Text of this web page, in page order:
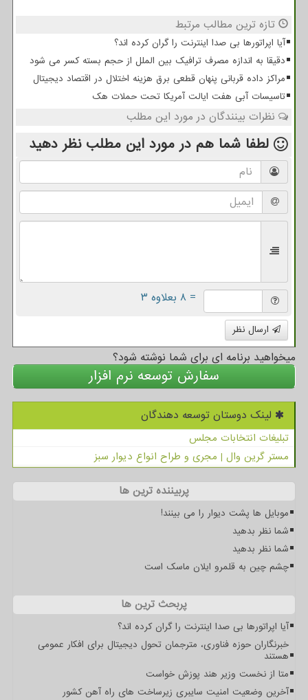
تازه ترین مطالب مرتبط
آیا اپراتورها بی صدا اینترنت را گران کرده اند؟
دقیقا به اندازه مصرف ترافیک بین الملل از حجم بسته کسر می شود
مراکز داده قربانی پنهان قطعی برق هزینه اختلال در اقتصاد دیجیتال
تاسیسات آبی هفت ایالت آمریکا تحت حملات هک
نظرات بینندگان در مورد این مطلب
لطفا شما هم در مورد این مطلب نظر دهید
= ۸ بعلاوه ۳
ارسال نظر
میخواهید برنامه ای برای شما نوشته شود؟
سفارش توسعه نرم افزار
لینک دوستان توسعه دهندگان
تبلیغات انتخابات مجلس
مستر گرین وال | مجری و طراح انواع دیوار سبز
پربیننده ترین ها
موبایل ها پشت دیوار را می بینند!
شما نظر بدهید
شما نظر بدهید
چشم چین به قلمرو ایلان ماسک است
پربحث ترین ها
آیا اپراتورها بی صدا اینترنت را گران کرده اند؟
خبرنگاران حوزه فناوری، مترجمان تحول دیجیتال برای افکار عمومی
هستند
متا از نخست وزیر هند پوزش خواست
آخرین وضعیت امنیت سایبری زیرساخت های راه آهن کشور